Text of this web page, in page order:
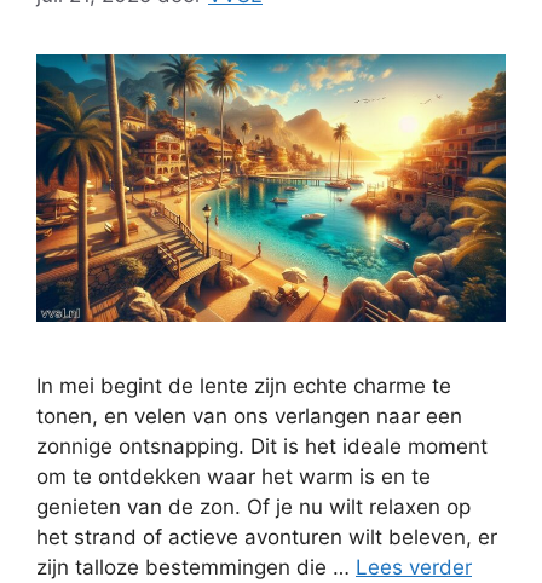
In mei begint de lente zijn echte charme te
tonen, en velen van ons verlangen naar een
zonnige ontsnapping. Dit is het ideale moment
om te ontdekken waar het warm is en te
genieten van de zon. Of je nu wilt relaxen op
het strand of actieve avonturen wilt beleven, er
zijn talloze bestemmingen die … Lees verder